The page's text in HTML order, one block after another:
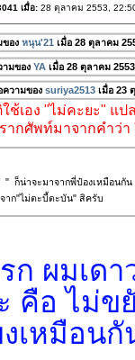
เมื่อ:28 ตุลาคม 2553,
ของ หนุน'21 เมื่อ 28 ตุลาคม
ามของ YAเมื่อ 28 ตุลาคม
ความของ suriya2513เมื่อ 23
เอง "ไม่คะยะ" แปล
ากศัพท์มาจากคำว่า
" ก็น่าจะมาจากพี่ป๋องเหมือนกัน
ก"ไม่ตะบี้ตะบัน" สิครับ
ก ผมเดา
คือ ไม่ข
งเหมือน